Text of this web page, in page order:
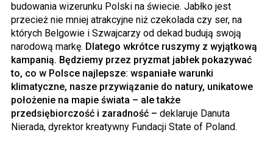
budowania wizerunku Polski na świecie. Jabłko jest
przecież nie mniej atrakcyjne niż czekolada czy ser, na
których Belgowie i Szwajcarzy od dekad budują swoją
narodową markę. Dlatego wkrótce ruszymy z wyjątkową
kampanią. Będziemy przez pryzmat jabłek pokazywać
to, co w Polsce najlepsze: wspaniałe warunki
klimatyczne, nasze przywiązanie do natury, unikatowe
położenie na mapie świata – ale także
przedsiębiorczość i zaradność – deklaruje Danuta
Nierada, dyrektor kreatywny Fundacji State of Poland.